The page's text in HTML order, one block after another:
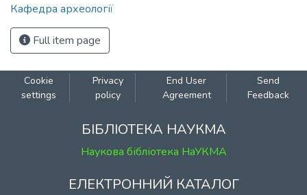
Кафедра археології
Full item page
Cookie
settings
Privacy
policy
End User
Agreement
Send
Feedback
БІБЛІОТЕКА НАУКМА
Наукова бібліотека НаУКМА
ЕЛЕКТРОННИЙ КАТАЛОГ